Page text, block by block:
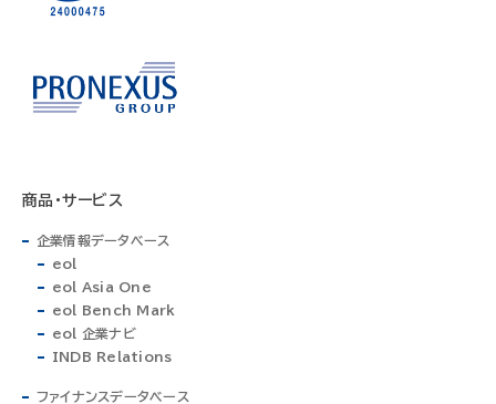
商品・サービス
企業情報データベース
eol
eol Asia One
eol Bench Mark
eol 企業ナビ
INDB Relations
ファイナンスデータベース